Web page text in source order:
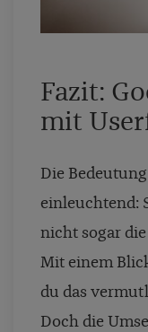
Fazit:
mit
Die
einleuchtend:
nicht sogar
Mit einem
du das
Doch die